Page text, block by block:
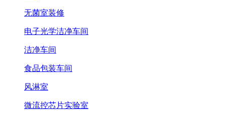
无菌室装修
电子光学洁净车间
洁净车间
食品包装车间
风淋室
微流控芯片实验室